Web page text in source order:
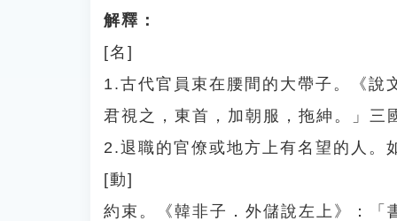
解釋：
[名]
1.古代官員束在腰間的大帶子。《說
君視之，東首，加朝服，拖紳。」三
2.退職的官僚或地方上有名望的人。
[動]
約束。《韓非子．外儲說左上》：「